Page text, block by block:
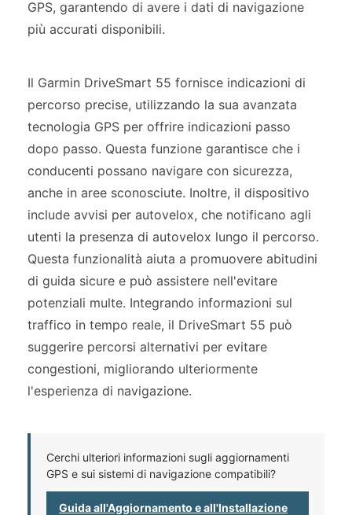
GPS, garantendo di avere i dati di navigazione
più accurati disponibili.
Il Garmin DriveSmart 55 fornisce indicazioni di
percorso precise, utilizzando la sua avanzata
tecnologia GPS per offrire indicazioni passo
dopo passo. Questa funzione garantisce che i
conducenti possano navigare con sicurezza,
anche in aree sconosciute. Inoltre, il dispositivo
include avvisi per autovelox, che notificano agli
utenti la presenza di autovelox lungo il percorso.
Questa funzionalità aiuta a promuovere abitudini
di guida sicure e può assistere nell'evitare
potenziali multe. Integrando informazioni sul
traffico in tempo reale, il DriveSmart 55 può
suggerire percorsi alternativi per evitare
congestioni, migliorando ulteriormente
l'esperienza di navigazione.
Cerchi ulteriori informazioni sugli aggiornamenti
GPS e sui sistemi di navigazione compatibili?
Guida all'Aggiornamento e all'Installazione